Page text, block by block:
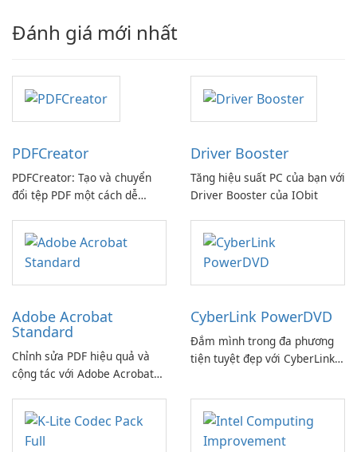
Đánh giá mới nhất
PDFCreator
PDFCreator: Tạo và chuyển
đổi tệp PDF một cách dễ
Driver Booster
Tăng hiệu suất PC của bạn với
Driver Booster của IObit
Adobe Acrobat
Standard
Chỉnh sửa PDF hiệu quả và
cộng tác với Adobe Acrobat
CyberLink PowerDVD
Đắm mình trong đa phương
tiện tuyệt đẹp với CyberLink